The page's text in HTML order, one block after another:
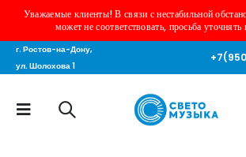
Уважаемые клиенты! В связи с нестабильной
может не соответствовать, просьба
г. Ростов-на-Дону,
ул. Шолохова 1